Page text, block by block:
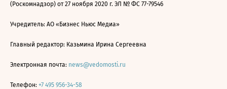
(Роскомнадзор) от 27 ноября 2020 г. ЭЛ № ФС 77-79546
Учредитель: АО «Бизнес Ньюс Медиа»
Главный редактор: Казьмина Ирина Сергеевна
Электронная почта: news@vedomosti.ru
Телефон: +7 495 956-34-58